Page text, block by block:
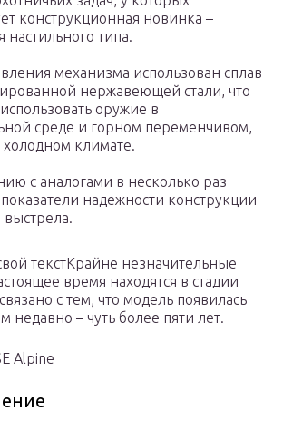
конструкционная новинка –
настильного типа.
механизма использован сплав
нержавеющей стали, что
оружие в
среде и горном переменчивом,
климате.
с аналогами в несколько раз
надежности конструкции
выстрела.
текстКрайне незначительные
время находятся в стадии
с тем, что модель появилась
недавно – чуть более пяти лет.
Alpine